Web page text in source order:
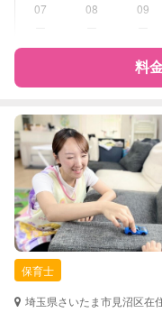
07
08 09
料
特徴 料金 レビ
サポートの特徴
資格
保育士
埼玉県さいたま市見沼区在